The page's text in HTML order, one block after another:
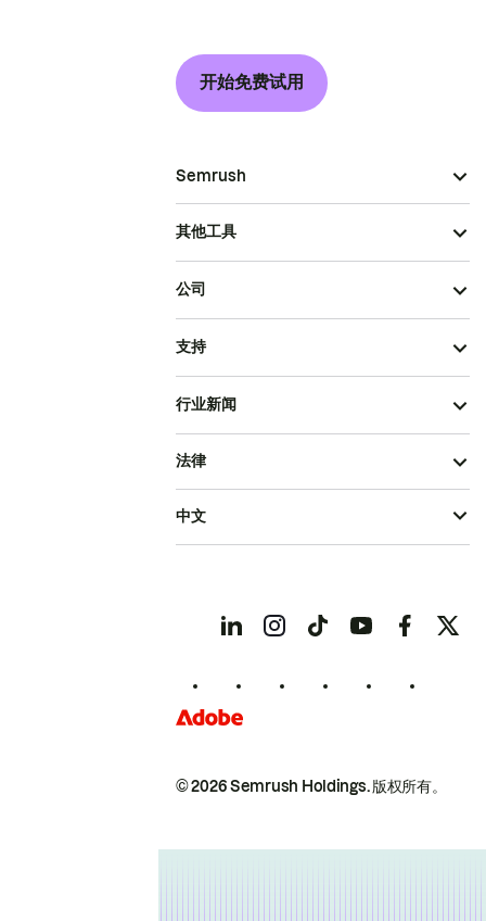
开始免费试用
Semrush
其他工具
公司
支持
行业新闻
© 2026 Semrush Holdings.版权所有。
法律
中文